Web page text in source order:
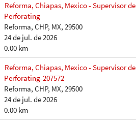
Reforma, Chiapas, Mexico - Supervisor
Perforating
Reforma, CHP, MX, 29500
24 de jul. de 2026
0.00 km
Reforma, Chiapas, Mexico - Supervisor
Perforating-207572
Reforma, CHP, MX, 29500
24 de jul. de 2026
0.00 km